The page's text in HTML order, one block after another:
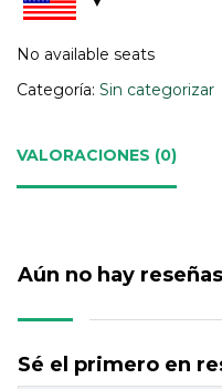
No available seats
Categoría: Sin categorizar
VALORACIONES (0)
Aún no hay
Sé el primero en